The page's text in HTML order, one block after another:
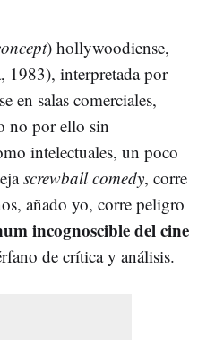
) hollywoodiense,
1983), interpretada por
en salas comerciales,
no por ello sin
intelectuales, un poco
screwball comedy, corre
añado yo, corre peligro
incognoscible del cine
de crítica y análisis.